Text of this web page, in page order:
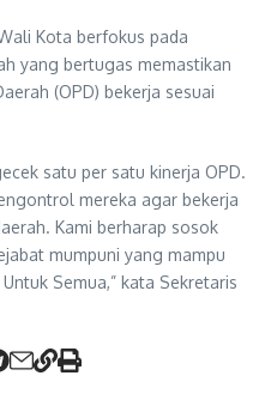
Kota berfokus pada
yang bertugas memastikan
(OPD) bekerja sesuai
satu per satu kinerja OPD.
mereka agar bekerja
Kami berharap sosok
mumpuni yang mampu
Semua,” kata Sekretaris